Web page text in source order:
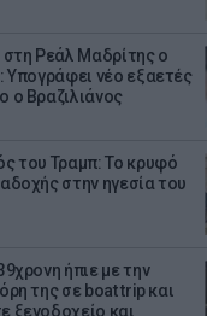
στη Ρεάλ Μαδρίτης ο
Υπογράφει νέο εξαετές
ο Βραζιλιάνος
του Τραμπ: Το κρυφό
στην ηγεσία του
ήπιε με την
της σε boat trip και
ξενοδοχείο και